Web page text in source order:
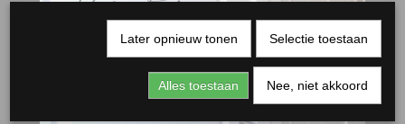
Later opnieuw tonen Selectie toestaan
Alles toestaan Nee, niet akkoord